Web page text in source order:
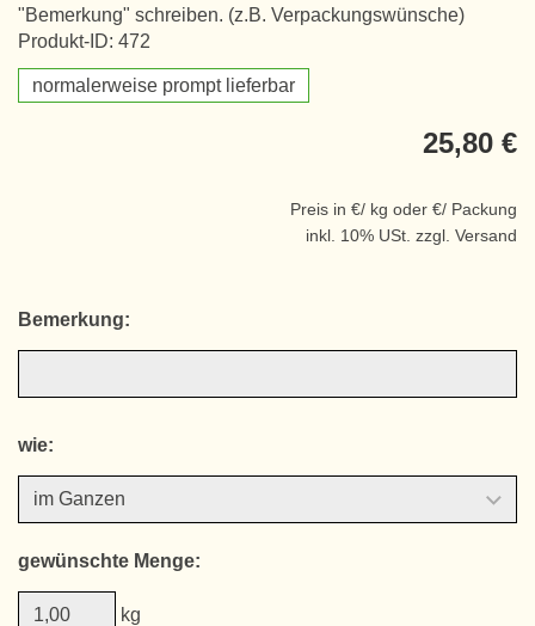
"Bemerkung" schreiben. (z.B. Verpackungswünsche)
Produkt-ID: 472
normalerweise prompt lieferbar
25,80 €
Preis in €/ kg oder €/ Packung
inkl. 10% USt. zzgl. Versand
Bemerkung:
wie:
gewünschte Menge:
kg